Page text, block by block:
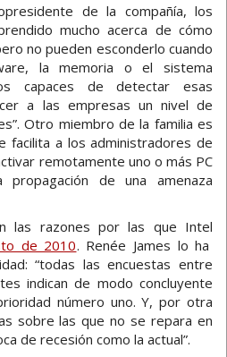
de la compañía, los
mucho acerca de cómo
no pueden esconderlo cuando
la memoria o el sistema
capaces de detectar esas
a las empresas un nivel de
Otro miembro de la familia es
facilita a los administradores de
remotamente uno o más PC
de una amenaza
las razones por las que Intel
de 2010. Renée James lo ha
“todas las encuestas entre
indican de modo concluyente
número uno. Y, por otra
sobre las que no se repara en
de recesión como la actual”.